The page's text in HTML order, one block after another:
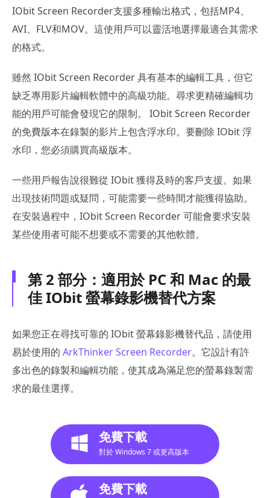
IObit Screen Recorder支援多種輸出格式，包括MP4、
AVI、FLV和MOV。這使用戶可以靈活地選擇最適合其需求
的格式。
雖然 IObit Screen Recorder 具有基本的編輯工具，但它
缺乏專用影片編輯軟體中的高級功能。尋求更精確編輯功
能的用戶可能會發現它的限制。 IObit Screen Recorder
的免費版本在錄製的影片上包含浮水印。要刪除 IObit 浮
水印，您必須購買高級版本。
一些用戶報告說很難從 IObit 獲得及時的客戶支援。如果
出現技術問題或疑問，可能需要一些時間才能獲得協助。
在安裝過程中，IObit Screen Recorder 可能會要求安裝
某些使用者可能不想要或不需要的其他軟體。
第 2 部分：適用於 PC 和 Mac 的最
佳 IObit 螢幕錄影機替代方案
如果您正在尋找可靠的 IObit 螢幕錄影機替代品，請使用
易於使用的 ArkThinker Screen Recorder。它設計有許
多出色的錄製和編輯功能，使其成為滿足您的螢幕錄製需
求的最佳選擇。
免費下載
對於 Windows 7 或更高版本
免費下載